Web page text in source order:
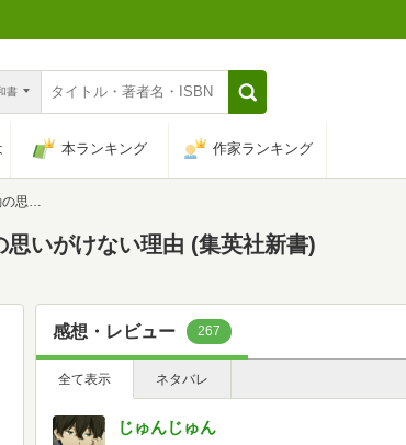
書
本ランキング 作家ランキング
社新書)
いがけない理由 (集英社新書)
感想・レビュー 267
全て表示 ネタバレ
じゅんじゅん